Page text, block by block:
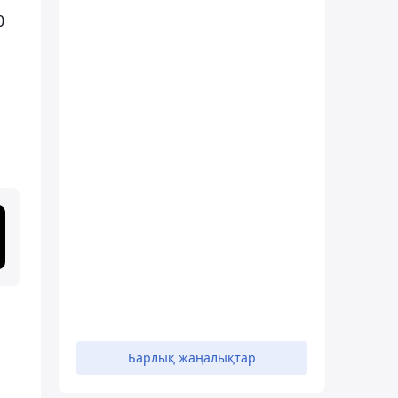
Барлық жаңалықтар